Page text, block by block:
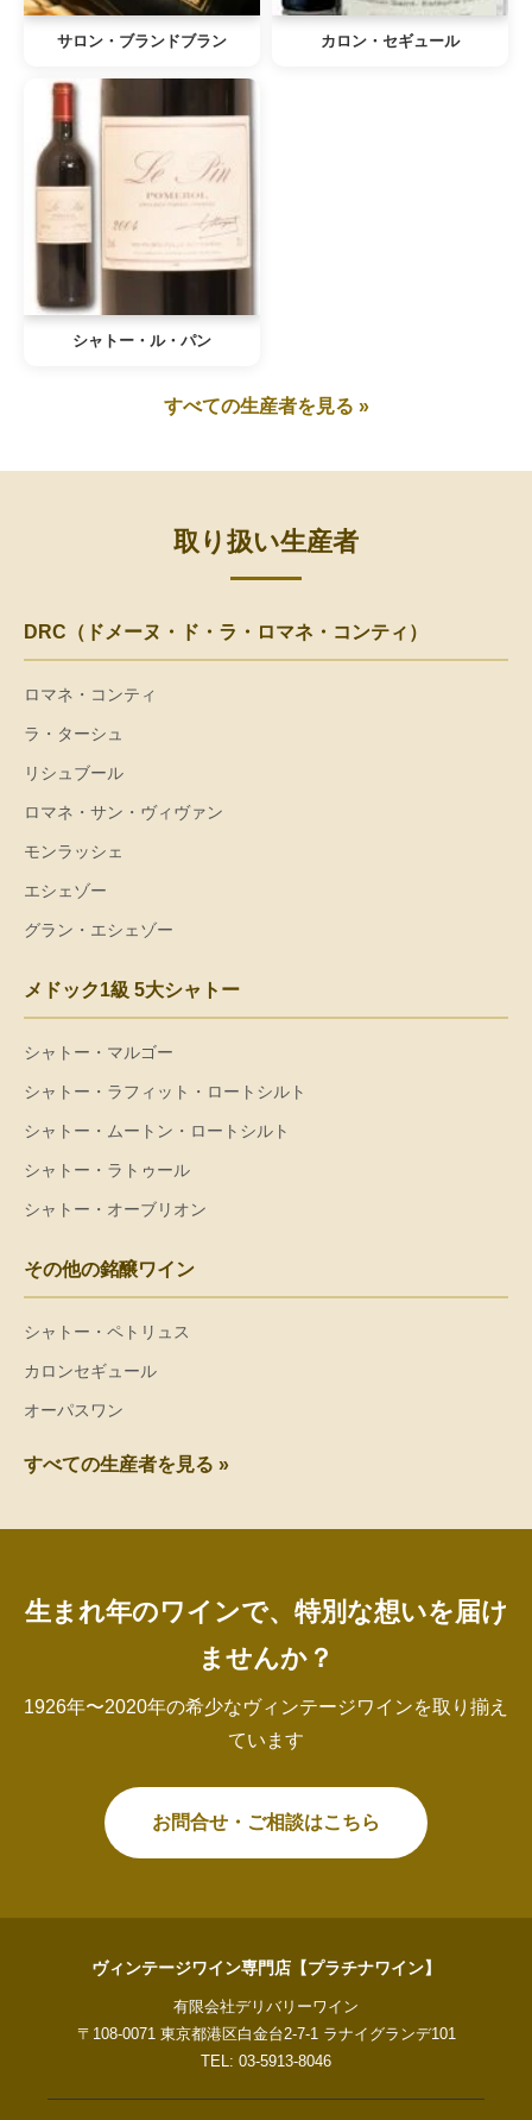
サロン・ブランドブラン カロン・セギュール
シャトー・ル・パン
すべての生産者を見る »
取り扱い生産者
DRC（ドメーヌ・ド・ラ・ロマネ・コンティ）
ロマネ・コンティ
ラ・ターシュ
リシュブール
ロマネ・サン・ヴィヴァン
モンラッシェ
エシェゾー
グラン・エシェゾー
メドック1級 5大シャトー
シャトー・マルゴー
シャトー・ラフィット・ロートシルト
シャトー・ムートン・ロートシルト
シャトー・ラトゥール
シャトー・オーブリオン
その他の銘醸ワイン
シャトー・ペトリュス
カロンセギュール
オーパスワン
すべての生産者を見る »
生まれ年のワインで、特別な想いを届け
ませんか？
1926年〜2020年の希少なヴィンテージワインを取り揃え
ています
お問合せ・ご相談はこちら
ヴィンテージワイン専門店【プラチナワイン】
有限会社デリバリーワイン
〒108-0071 東京都港区白金台2-7-1 ラナイグランデ101
TEL: 03-5913-8046